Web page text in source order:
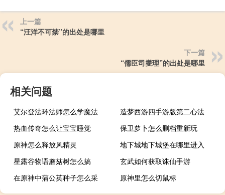
上一篇
“汪洋不可禁”的出处是哪里
下一篇
“儒臣司燮理”的出处是哪里
相关问题
艾尔登法环法师怎么学魔法
造梦西游四手游版第二心法
热血传奇怎么让宝宝睡觉
保卫萝卜怎么删档重新玩
原神怎么释放风精灵
地下城地下城堡在哪里进入
星露谷物语蘑菇树怎么搞
玄武如何获取诛仙手游
在原神中蒲公英种子怎么采
原神里怎么切鼠标